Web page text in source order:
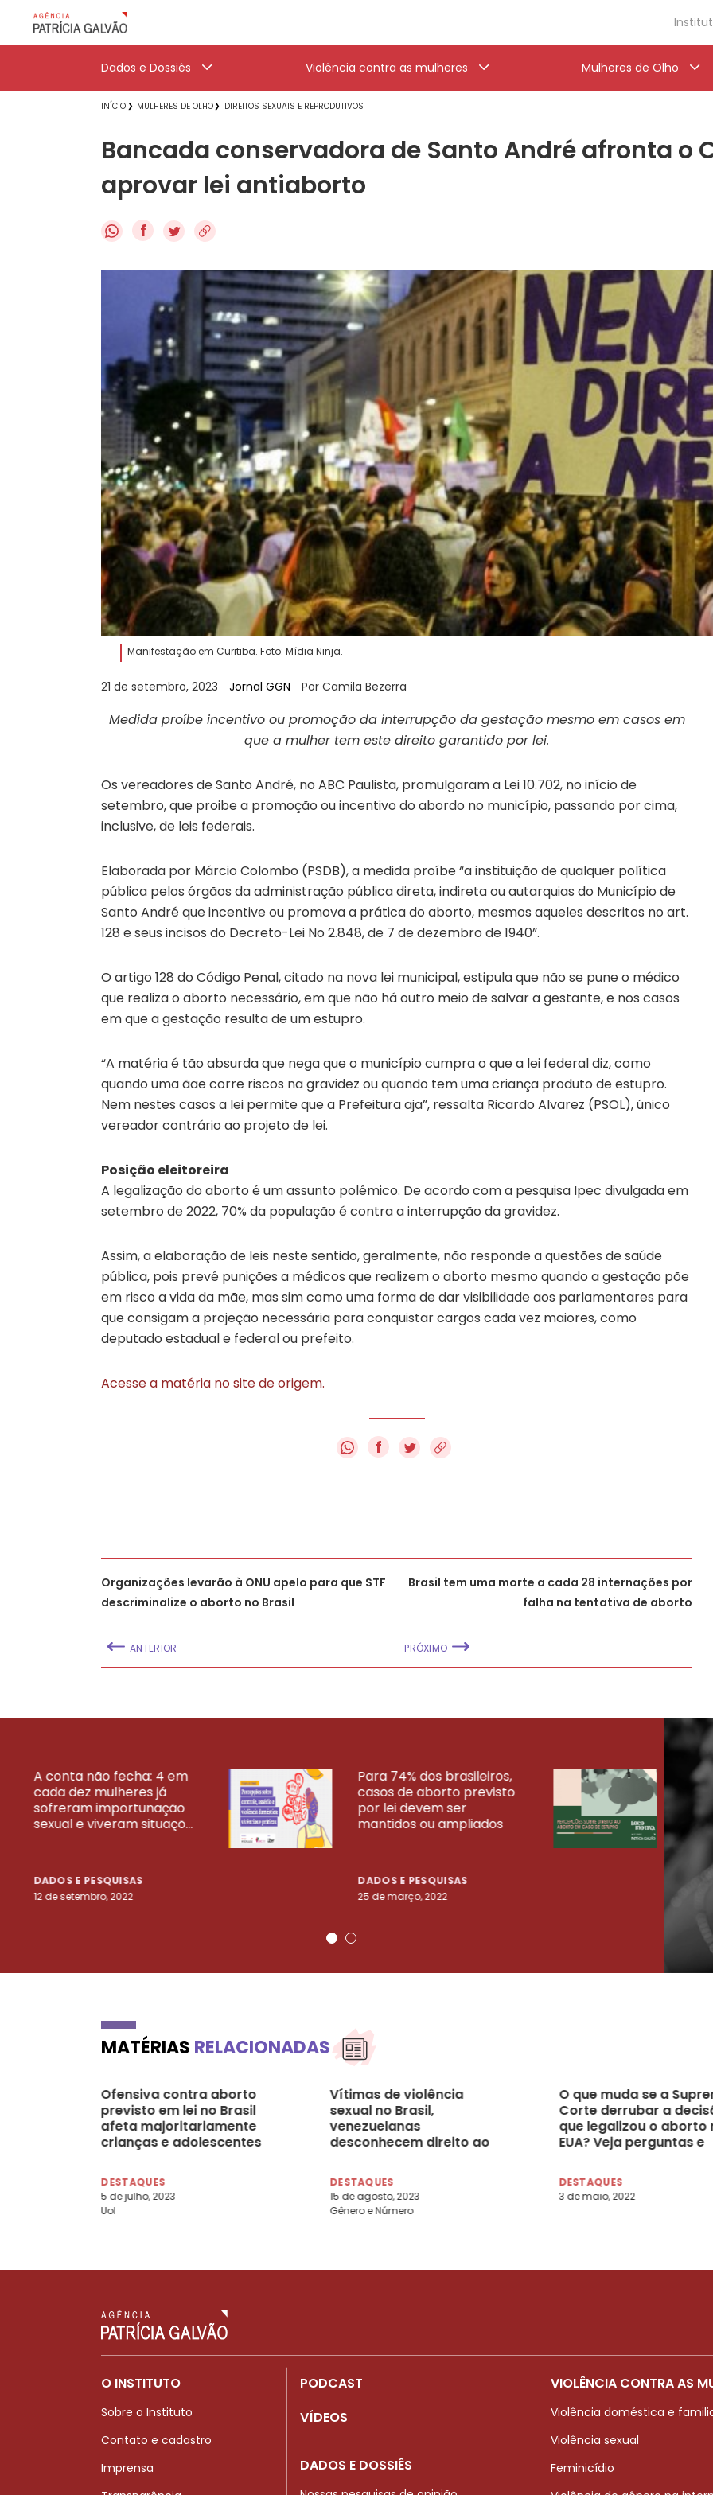
Dados e Dossiês Violência contra as mulheres Mulheres de Olho
INÍCIO MULHERES DE OLHO DIREITOS SEXUAIS E REPRODUTIVOS
Bancada conservadora de Santo André afronta o
aprovar lei antiaborto
f
Manifestação em Curitiba. Foto: Mídia Ninja.
21 de setembro, 2023 Jornal GGN Por Camila Bezerra
Medida proíbe incentivo ou promoção da interrupção da gestação mesmo em casos em
que a mulher tem este direito garantido por lei.
Os vereadores de Santo André, no ABC Paulista, promulgaram a Lei 10.702, no início de
setembro, que proibe a promoção ou incentivo do abordo no município, passando por cima,
inclusive, de leis federais.
Elaborada por Márcio Colombo (PSDB), a medida proíbe “a instituição de qualquer política
pública pelos órgãos da administração pública direta, indireta ou autarquias do Município de
Santo André que incentive ou promova a prática do aborto, mesmos aqueles descritos no art.
128 e seus incisos do Decreto-Lei No 2.848, de 7 de dezembro de 1940”.
O artigo 128 do Código Penal, citado na nova lei municipal, estipula que não se pune o médico
que realiza o aborto necessário, em que não há outro meio de salvar a gestante, e nos casos
em que a gestação resulta de um estupro.
“A matéria é tão absurda que nega que o município cumpra o que a lei federal diz, como
quando uma ãae corre riscos na gravidez ou quando tem uma criança produto de estupro.
Nem nestes casos a lei permite que a Prefeitura aja”, ressalta Ricardo Alvarez (PSOL), único
vereador contrário ao projeto de lei.
Posição eleitoreira
A legalização do aborto é um assunto polêmico. De acordo com a pesquisa Ipec divulgada em
setembro de 2022, 70% da população é contra a interrupção da gravidez.
Assim, a elaboração de leis neste sentido, geralmente, não responde a questões de saúde
pública, pois prevê punições a médicos que realizem o aborto mesmo quando a gestação põe
em risco a vida da mãe, mas sim como uma forma de dar visibilidade aos parlamentares para
que consigam a projeção necessária para conquistar cargos cada vez maiores, como
deputado estadual e federal ou prefeito.
Acesse a matéria no site de origem.
f
Organizações levarão à ONU apelo para que STF
descriminalize o aborto no Brasil
ANTERIOR
Brasil tem uma morte a cada 28 internações por
falha na tentativa de aborto
PRÓXIMO
A conta não fecha: 4 em
cada dez mulheres já
sofreram importunação
sexual e viveram situaçõ...
DADOS E PESQUISAS
12 de setembro, 2022
Para 74% dos brasileiros,
casos de aborto previsto
por lei devem ser
mantidos ou ampliados
DADOS E PESQUISAS
25 de março, 2022
23
VEJA MAIS PESQUISAS
MATÉRIAS RELACIONADAS
Ofensiva contra aborto
previsto em lei no Brasil
afeta majoritariamente
crianças e adolescentes
DESTAQUES
5 de julho, 2023
Uol
Vítimas de violência
sexual no Brasil,
venezuelanas
desconhecem direito ao
DESTAQUES
15 de agosto, 2023
Gênero e Número
O que muda se a
Corte derrubar a
que legalizou o aborto
EUA? Veja perguntas e
DESTAQUES
3 de maio, 2022
O INSTITUTO
Sobre o Instituto
Contato e cadastro
Imprensa
PODCAST
VÍDEOS
DADOS E DOSSIÊS
VIOLÊNCIA CONTRA AS
Violência doméstica e
Violência sexual
Feminicídio